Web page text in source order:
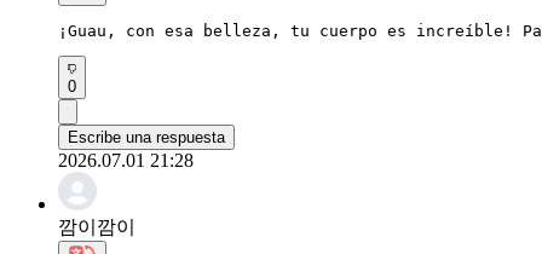
¡Guau, con esa belleza, tu cuerpo es increíble!
0
Escribe una respuesta
2026.07.01 21:28
깜이깜이